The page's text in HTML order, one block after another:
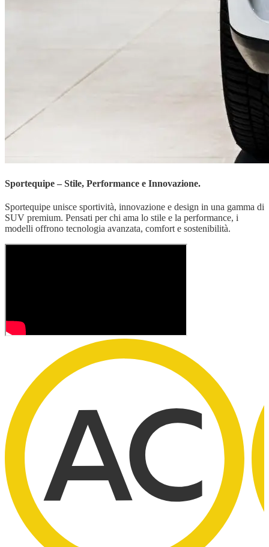
Sportequipe – Stile, Performance e Innovazione.
Sportequipe unisce sportività, innovazione e design in una gamma di
SUV premium. Pensati per chi ama lo stile e la performance, i
modelli offrono tecnologia avanzata, comfort e sostenibilità.